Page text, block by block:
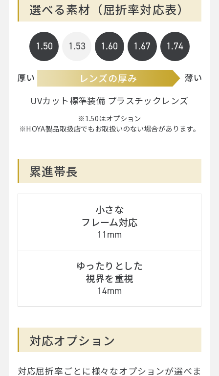
選べる素材（屈折率対応表）
1.50 1.53 1.60 1.67 1.74
UVカット標準装備 プラスチックレンズ
※1.50はオプション
※HOYA製品取扱店でもお取扱いのない場合があります。
累進帯長
小さな
フレーム対応
11mm
ゆったりとした
視界を重視
14mm
対応オプション
対応屈折率ごとに様々なオプションが選べま